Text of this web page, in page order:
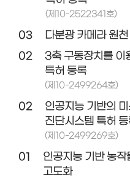
(제10-2522341호)
03
다분광 카메라 원
02
3축 구동장치를 이
특허 등록
(제10-2499264호)
02
인공지능 기반의
진단시스템 특허
(제10-2499269호)
01
인공지능 기반 농
고도화